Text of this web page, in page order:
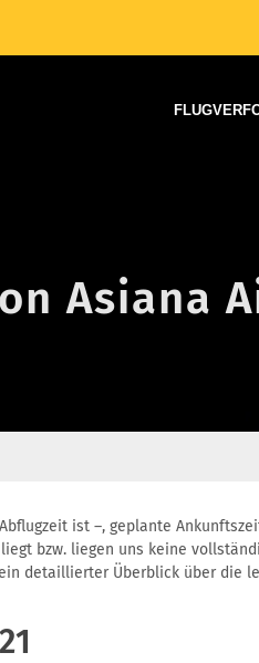
Asiana
ist –, geplante
bzw. liegen uns keine
detaillierter Überblick über die